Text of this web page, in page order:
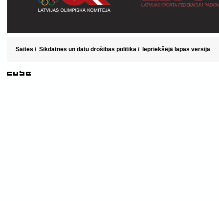
Saites / Sīkdatnes un datu drošības politika / Iepriekšējā lapas versija